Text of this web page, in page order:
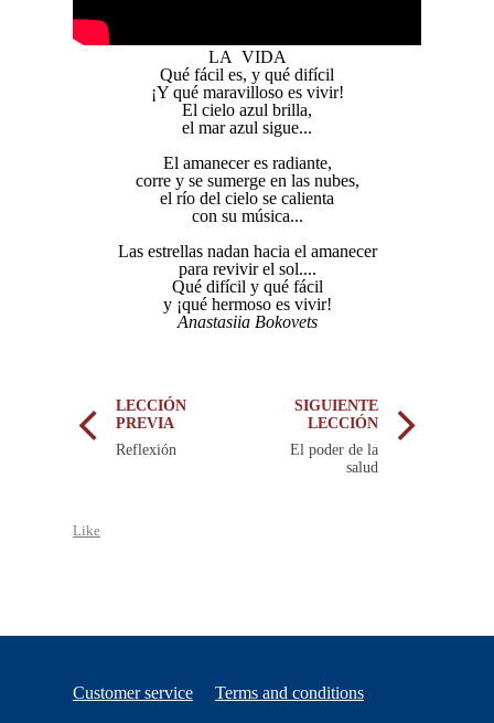
LA VIDA
Qué fácil es, y qué difícil
¡Y qué maravilloso es vivir!
El cielo azul brilla,
el mar azul sigue...
El amanecer es radiante,
corre y se sumerge en las nubes,
el río del cielo se calienta
con su música...
Las estrellas nadan hacia el amanecer
para revivir el sol....
Qué difícil y qué fácil
y ¡qué hermoso es vivir!
Anastasiia Bokovets
LECCIÓN
PREVIA
Reflexión
SIGUIENTE
LECCIÓN
El poder de la
salud
Like
Customer service Terms and conditions